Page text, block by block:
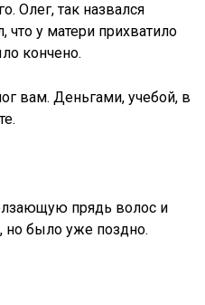
Олег, так назвался
что у матери прихватило
кончено.
вам. Деньгами, учебой, в
прядь волос и
но было уже поздно.